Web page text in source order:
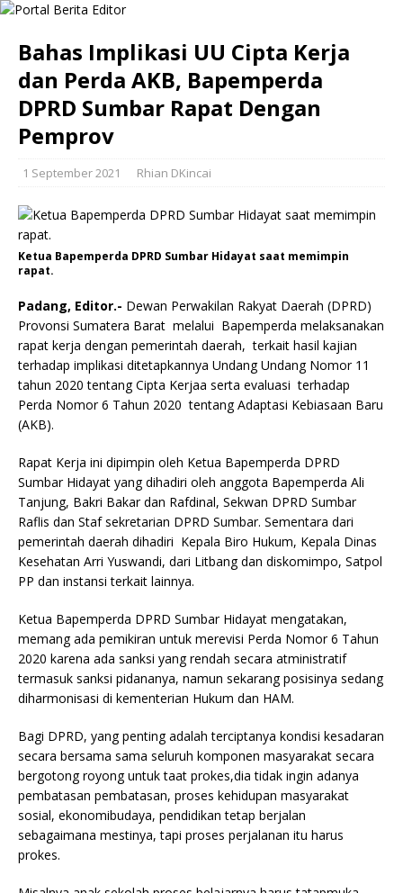
Bahas Implikasi UU Cipta Kerja
dan Perda AKB, Bapemperda
DPRD Sumbar Rapat Dengan
Pemprov
1 September 2021 Rhian DKincai
Ketua Bapemperda DPRD Sumbar Hidayat saat memimpin
rapat.
Padang, Editor.- Dewan Perwakilan Rakyat Daerah (DPRD)
Provonsi Sumatera Barat melalui Bapemperda melaksanakan
rapat kerja dengan pemerintah daerah, terkait hasil kajian
terhadap implikasi ditetapkannya Undang Undang Nomor 11
tahun 2020 tentang Cipta Kerjaa serta evaluasi terhadap
Perda Nomor 6 Tahun 2020 tentang Adaptasi Kebiasaan Baru
(AKB).
Rapat Kerja ini dipimpin oleh Ketua Bapemperda DPRD
Sumbar Hidayat yang dihadiri oleh anggota Bapemperda Ali
Tanjung, Bakri Bakar dan Rafdinal, Sekwan DPRD Sumbar
Raflis dan Staf sekretarian DPRD Sumbar. Sementara dari
pemerintah daerah dihadiri Kepala Biro Hukum, Kepala Dinas
Kesehatan Arri Yuswandi, dari Litbang dan diskomimpo, Satpol
PP dan instansi terkait lainnya.
Ketua Bapemperda DPRD Sumbar Hidayat mengatakan,
memang ada pemikiran untuk merevisi Perda Nomor 6 Tahun
2020 karena ada sanksi yang rendah secara atministratif
termasuk sanksi pidananya, namun sekarang posisinya sedang
diharmonisasi di kementerian Hukum dan HAM.
Bagi DPRD, yang penting adalah terciptanya kondisi kesadaran
secara bersama sama seluruh komponen masyarakat secara
bergotong royong untuk taat prokes,dia tidak ingin adanya
pembatasan pembatasan, proses kehidupan masyarakat
sosial, ekonomibudaya, pendidikan tetap berjalan
sebagaimana mestinya, tapi proses perjalanan itu harus
prokes.